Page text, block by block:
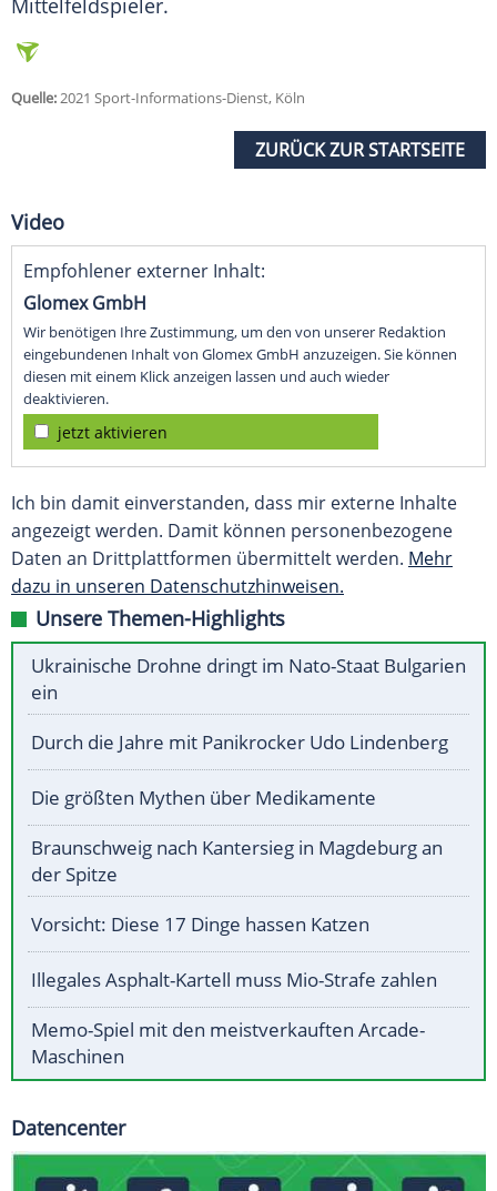
Mittelfeldspieler.
Quelle:2021 Sport-Informations-Dienst, Köln
ZURÜCK ZUR STARTSEITE
Video
Empfohlener externer Inhalt:
Glomex GmbH
Wir benötigen Ihre Zustimmung, um den von unserer Redaktion
eingebundenen Inhalt von Glomex GmbH anzuzeigen. Sie können
diesen mit einem Klick anzeigen lassen und auch wieder
deaktivieren.
jetzt aktivieren
Ich bin damit einverstanden, dass mir externe Inhalte
angezeigt werden. Damit können personenbezogene
Daten an Drittplattformen übermittelt werden. Mehr
dazu in unseren Datenschutzhinweisen.
Unsere Themen-Highlights
Ukrainische Drohne dringt im Nato-Staat Bulgarien
ein
Durch die Jahre mit Panikrocker Udo Lindenberg
Die größten Mythen über Medikamente
Braunschweig nach Kantersieg in Magdeburg an
der Spitze
Vorsicht: Diese 17 Dinge hassen Katzen
Illegales Asphalt-Kartell muss Mio-Strafe zahlen
Memo-Spiel mit den meistverkauften Arcade-
Maschinen
Datencenter